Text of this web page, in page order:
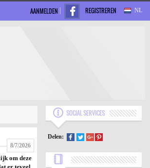
AANMELDEN REGISTREREN NL
8/7/2026
om deze
SOCIAL SERVICES
Delen: